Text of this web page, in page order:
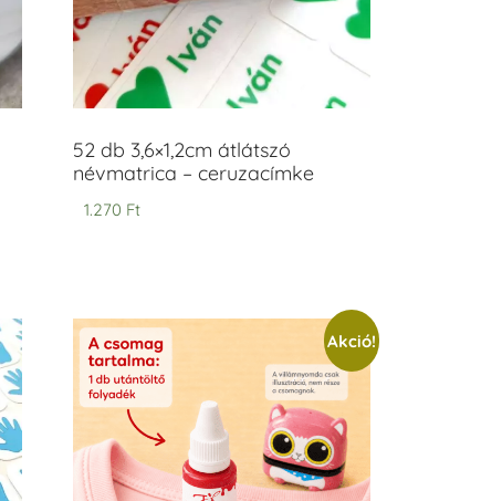
52 db 3,6×1,2cm átlátszó
névmatrica – ceruzacímke
1.270 Ft
Akció!